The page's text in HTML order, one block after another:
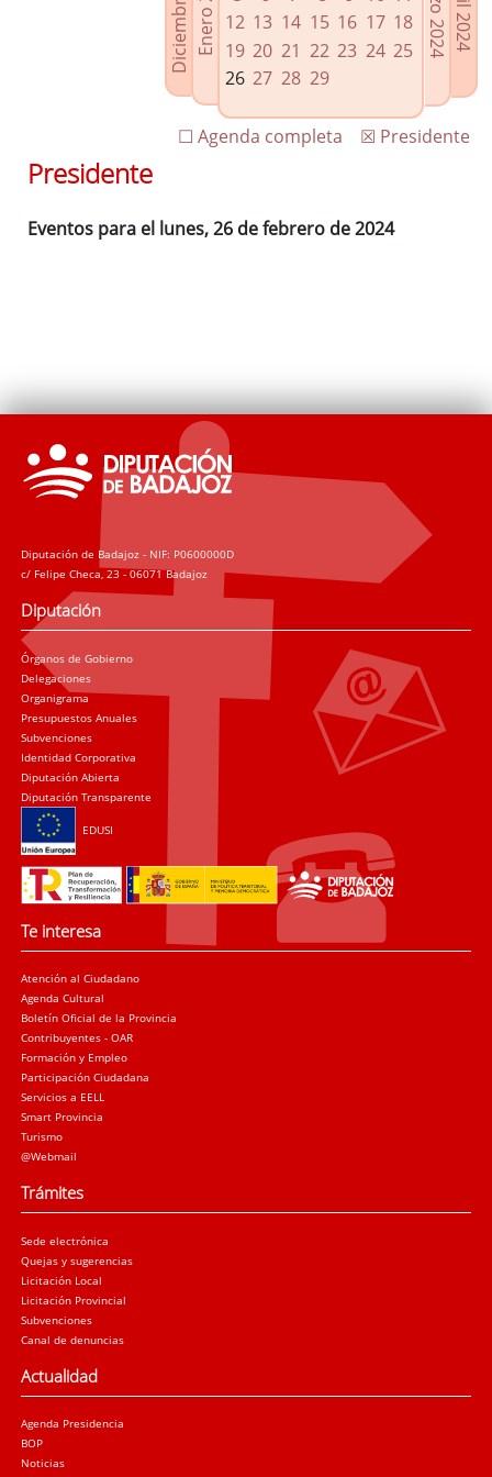
Agenda de Presidencia
Plenos provinciales y Juntas de gobierno
Oficina de Proyectos Europeos
12 13 14 15 16 17 18
19 20 21 22 23 24 25
26 27 28 29
☒ Presidente
☐ Agenda completa
Presidente
Eventos para el lunes, 26 de febrero de 2024
Diputación de Badajoz - NIF: P0600000D
c/ Felipe Checa, 23 - 06071 Badajoz
Diputación
Órganos de Gobierno
Delegaciones
Organigrama
Presupuestos Anuales
Subvenciones
Identidad Corporativa
Diputación Abierta
Diputación Transparente
EDUSI
Te interesa
Atención al Ciudadano
Agenda Cultural
Boletín Oficial de la Provincia
Contribuyentes - OAR
Formación y Empleo
Participación Ciudadana
Servicios a EELL
Smart Provincia
Turismo
@Webmail
Trámites
Sede electrónica
Quejas y sugerencias
Licitación Local
Licitación Provincial
Subvenciones
Canal de denuncias
Actualidad
Agenda Presidencia
BOP
Noticias